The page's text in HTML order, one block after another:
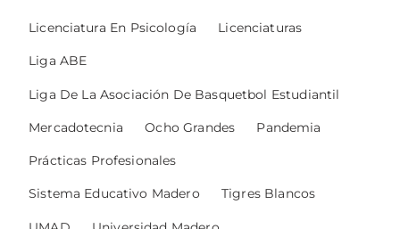
Licenciatura En Psicología Licenciaturas
Liga ABE
Liga De La Asociación De Basquetbol Estudiantil
Mercadotecnia Ocho Grandes Pandemia
Prácticas Profesionales
Sistema Educativo Madero Tigres Blancos